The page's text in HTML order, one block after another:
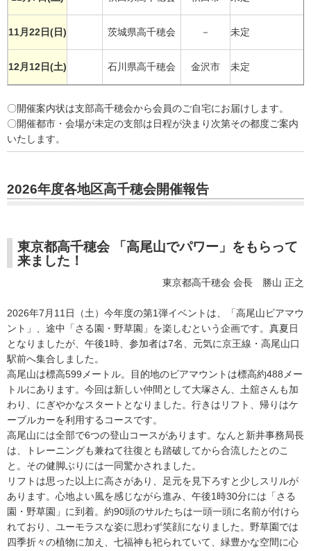
11月22日(日) 茨城県高千穂会 － 未定
12月12日(土) 石川県高千穂会 金沢市 未定
〇開催案内状は支部高千穂会から会員のご自宅にお届けします。
〇開催都市・会場が未定の支部は日程が決まり次第その都度ご案内
いたします。
2026年度各地区高千穂会開催報告
東京都高千穂会 「高尾山でパワー」をもらって
来ました！
東京都高千穂会 会長 勝山 正之
2026年7月11日（土）今年度の第1弾イベントは、「高尾山ビアマウ
ント」、途中「さる園・野草園」を楽しむという企画です。真夏日
となりましたが、午後1時、参加者は7名、元気に京王線・高尾山口
駅前へ集合しました。
高尾山は標高599メートル。目的地のビアマウントは標高約488メー
トルにあります。今回は新しい仲間として大塚さん、土舘さんも加
わり、にぎやかなスタートとなりました。行きはリフト、帰りはケ
ーブルカーを利用するコースです。
高尾山には全部で6つの登山コースがあります。なんと新井事務局長
は、トレーニングも兼ねて往復とも踏破してから合流したとのこ
と。その健脚ぶりには一同驚かされました。
リフトは思った以上に高さがあり、足元を見下ろすと少しスリルが
あります。心地よい風を感じながら進み、午後1時30分には「さる
園・野草園」に到着。約90頭のサルたちは一頭一頭に名前が付けら
れており、ユーモラスな姿に思わず笑顔になりました。野草園では
四季折々の植物に加え、七福神も祀られていて、緑豊かな空間に心